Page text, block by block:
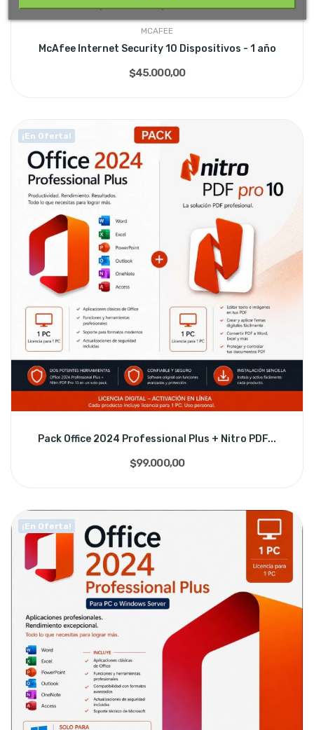
MCAFEE
McAfee Internet Security 10 Dispositivos - 1 año
$45.000,00
¡En Oferta!
Pack Office 2024 Professional Plus + Nitro PDF...
$99.000,00
¡En Oferta!